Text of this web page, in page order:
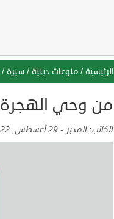
الرئيسية / منوعات دينية / سيرة /
من وحي الهجرة
الكاتب:المدير - 29 أغسطس, 2022